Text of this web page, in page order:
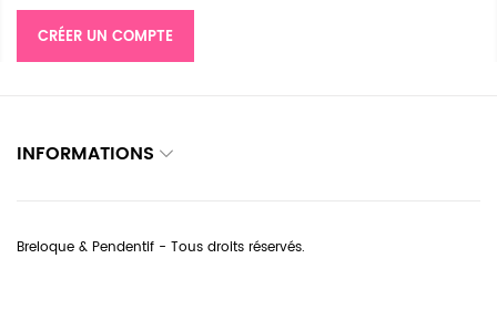
CRÉER UN COMPTE
INFORMATIONS
Breloque & Pendentif - Tous droits réservés.